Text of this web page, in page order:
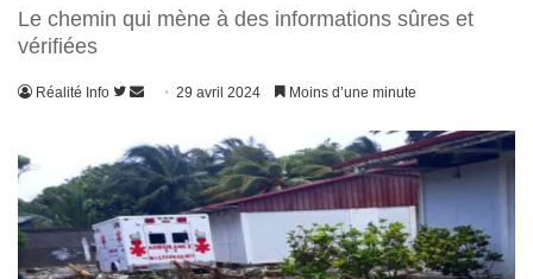
Le chemin qui mène à des informations sûres et
vérifiées
Réalité Info
Suivre
Twitter
Envoyer
courriel
29 avril 2024 Moins d’une minute